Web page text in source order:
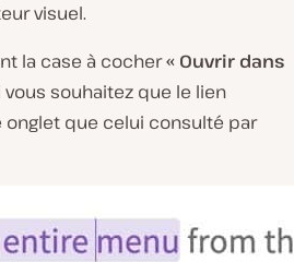
visuel.
la case à cocher« Ouvrir dans
vous souhaitez que le lien
onglet que celui consulté par